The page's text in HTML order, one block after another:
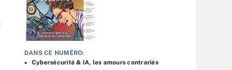
DANS CE NUMÉRO:
Cybersécurité & IA, les amours contrariés